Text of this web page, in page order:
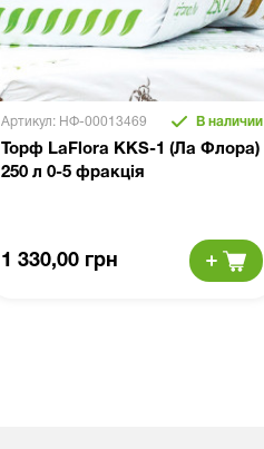
Артикул: НФ-00013469 В наличии
Торф LaFlora KKS-1 (Ла Флора)
250 л 0-5 фракція
1 330,00 грн